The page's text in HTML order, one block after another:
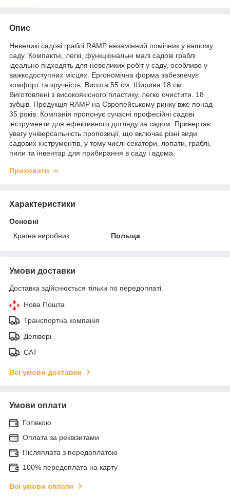
Опис
Невеликі садові граблі RAMP незамінний помічник у вашому
саду. Компактні, легкі, функціональні малі садові граблі
ідеально підходять для невеликих робіт у саду, особливо у
важкодоступних місцях. Ергономічна форма забезпечує
комфорт та зручність. Висота 55 см. Ширина 18 см.
Виготовлені з високоякісного пластику, легко очистити. 18
зубців. Продукція RAMP на Європейському ринку вже понад
35 років. Компанія пропонує сучасні професійні садові
інструменти для ефективного догляду за садом. Привертає
увагу універсальність пропозиції, що включає різні види
садових інструментів, у тому числі секатори, лопати, граблі,
пили та інвентар для прибирання в саду і вдома.
Приховати
Характеристики
Основні
Країна виробник
Польща
Умови доставки
Доставка здійснюється тільки по передоплаті.
Нова Пошта
Транспортна компанія
Делівері
САТ
Всі умови доставки
Умови оплати
Готівкою
Оплата за реквізитами
Післяплата з передоплатою
100% передоплата на карту
Всі умови оплати